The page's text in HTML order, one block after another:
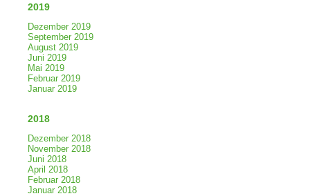
2019
Dezember 2019
September 2019
August 2019
Juni 2019
Mai 2019
Februar 2019
Januar 2019
2018
Dezember 2018
November 2018
Juni 2018
April 2018
Februar 2018
Januar 2018